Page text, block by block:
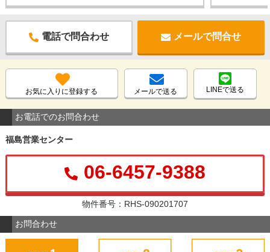
電話で問合わせ メールで問合せ
お気に入りに登録する メールで送る LINEで送る
お電話でのお問合わせ
福島営業センター
06-6457-9388
物件番号：RHS-090201707
お問合わせ